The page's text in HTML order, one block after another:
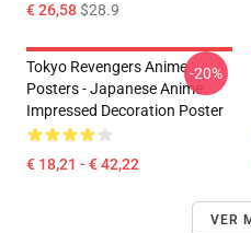
€ 26,58$28.9
Tokyo Revengers Anime
Posters - Japanese Anime
Impressed Decoration Poster
€ 18,21 - € 42,22
-20%
VER